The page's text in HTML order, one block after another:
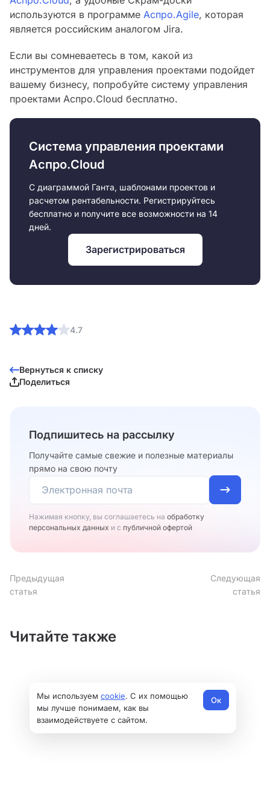
Мы используем cookie. С их помощью
мы лучше понимаем, как вы
взаимодействуете с сайтом.
Ок
используются в программе Аспро.Agile, которая
является российским аналогом Jira.
Если вы сомневаетесь в том, какой из
инструментов для управления проектами подойдет
вашему бизнесу, попробуйте систему управления
проектами Аспро.Cloud бесплатно.
Система управления проектами
Аспро.Cloud
С диаграммой Ганта, шаблонами проектов и
расчетом рентабельности. Регистрируйтесь
бесплатно и получите все возможности на 14
дней.
Зарегистрироваться
4.7
Вернуться к списку
Поделиться
Подпишитесь на рассылку
Получайте самые свежие и полезные материалы
прямо на свою почту
Нажимая кнопку, вы соглашаетесь на обработку
персональных данных и с публичной офертой
Предыдущая
статья
Следующая
статья
Читайте также